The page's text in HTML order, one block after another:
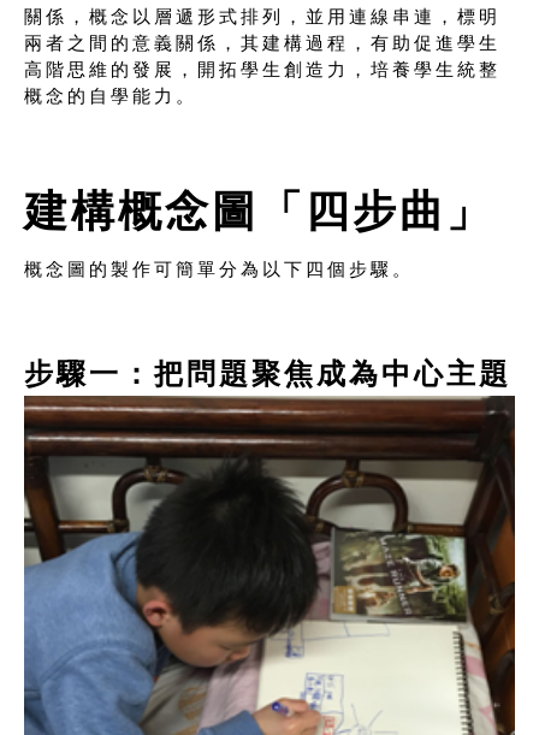
關係，概念以層遞形式排列，並用連線串連，標明
兩者之間的意義關係，其建構過程，有助促進學生
高階思維的發展，開拓學生創造力，培養學生統整
概念的自學能力。
建構概念圖「四步曲」
概念圖的製作可簡單分為以下四個步驟。
步驟一：把問題聚焦成為中心主題